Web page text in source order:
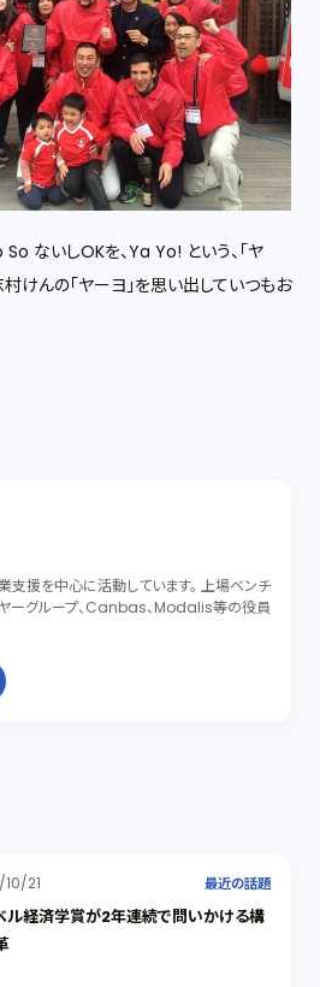
So ないしOKを、Ya Yo! という、「ヤ
村けんの「ヤーヨ」を思い出していつもお
支援を中心に活動しています。 上場ベンチ
ヤーグループ、Canbas、Modalis等の役員
21 最近の話題
ル経済学賞が2年連続で問いかける構